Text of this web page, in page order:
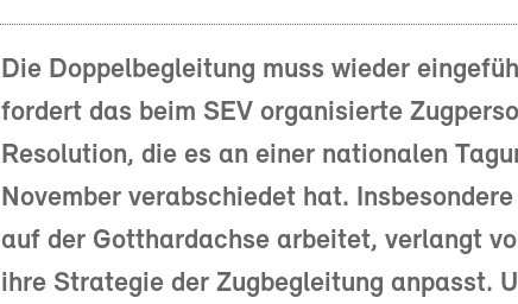
Die Doppelbegleitung muss wieder
fordert das beim SEV organisierte
Resolution, die es an einer nationalen
November verabschiedet hat.
auf der Gotthardachse arbeitet, verlangt
ihre Strategie der Zugbegleitung anpasst.